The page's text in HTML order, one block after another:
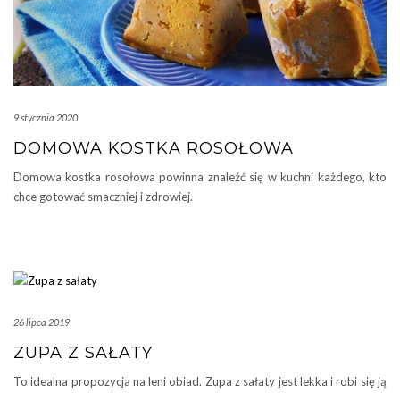
9 stycznia 2020
DOMOWA KOSTKA ROSOŁOWA
Domowa kostka rosołowa powinna znaleźć się w kuchni każdego, kto
chce gotować smaczniej i zdrowiej.
26 lipca 2019
ZUPA Z SAŁATY
To idealna propozycja na leni obiad. Zupa z sałaty jest lekka i robi się ją